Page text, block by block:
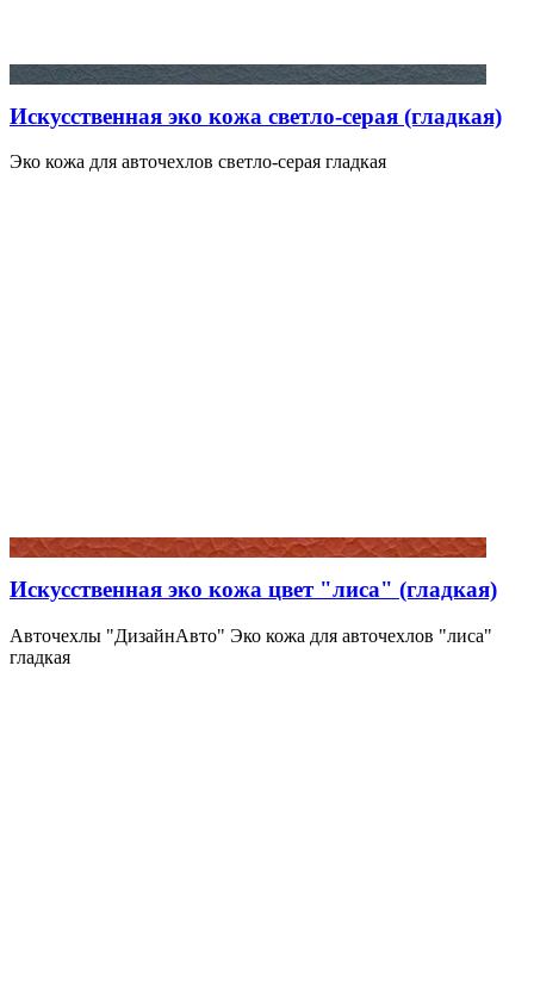
Искусственная эко кожа светло-серая (гладкая)
Эко кожа для авточехлов светло-серая гладкая
Искусственная эко кожа цвет "лиса" (гладкая)
Авточехлы "ДизайнАвто" Эко кожа для авточехлов "лиса"
гладкая